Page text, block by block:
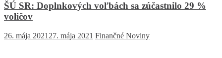
ŠÚ SR: Doplnkových voľbách sa zúčastnilo 29 %
voličov
26. mája 2021 27. mája 2021 Finančné Noviny